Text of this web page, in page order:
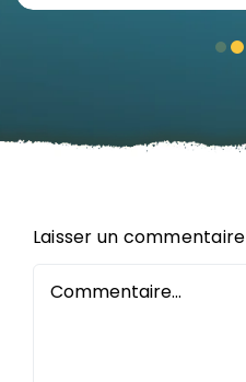
Laisser un commentaire